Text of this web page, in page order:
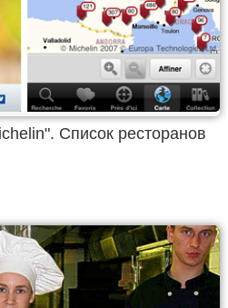
Список ресторанов